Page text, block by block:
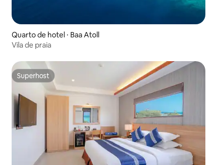
Quarto de hotel ⋅ Baa Atoll
Vila de praia
Superhost
Superhost